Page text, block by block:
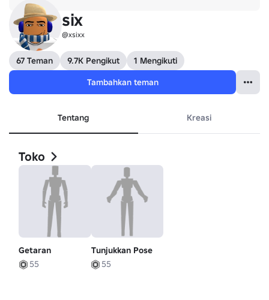
six
@xsixx
67 Teman 9.7K Pengikut
1 Mengikuti
Tambahkan teman
Tentang Kreasi
Toko
Getaran
55
Tunjukkan Pose
55